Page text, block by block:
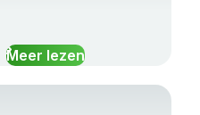
Meer lezen